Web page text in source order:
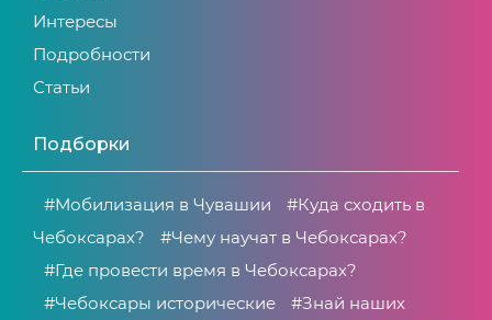
Интересы
Подробности
Статьи
Подборки
#Мобилизация в Чувашии
#Куда сходить в
Чебоксарах?
#Чему научат в Чебоксарах?
#Где провести время в Чебоксарах?
#Чебоксары исторические
#Знай наших